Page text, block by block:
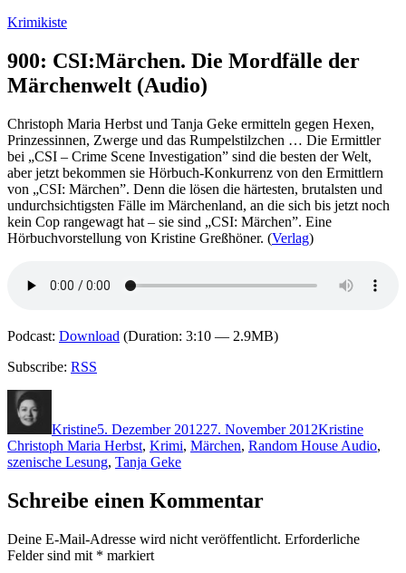
Zum
springen
Krimikiste
900: CSI:Märchen. Die Mordfälle der
Märchenwelt (Audio)
Christoph Maria Herbst und Tanja Geke ermitteln gegen Hexen,
Prinzessinnen, Zwerge und das Rumpelstilzchen … Die Ermittler
bei „CSI – Crime Scene Investigation” sind die besten der Welt,
aber jetzt bekommen sie Hörbuch-Konkurrenz von den Ermittlern
von „CSI: Märchen”. Denn die lösen die härtesten, brutalsten und
undurchsichtigsten Fälle im Märchenland, an die sich bis jetzt noch
kein Cop rangewagt hat – sie sind „CSI: Märchen”. Eine
Hörbuchvorstellung von Kristine Greßhöner. (Verlag)
Podcast: Download (Duration: 3:10 — 2.9MB)
Subscribe: RSS
Kristine5. Dezember 201227. November 2012Kristine
Christoph Maria Herbst, Krimi, Märchen, Random House Audio,
szenische Lesung, Tanja Geke
Schreibe einen Kommentar
Deine E-Mail-Adresse wird nicht veröffentlicht. Erforderliche
Felder sind mit * markiert